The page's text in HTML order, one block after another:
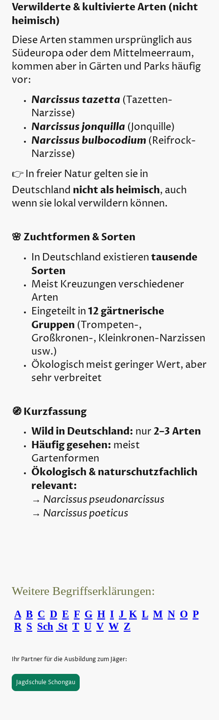
Verwilderte & kultivierte Arten (nicht
heimisch)
Diese Arten stammen ursprünglich aus
Südeuropa oder dem Mittelmeerraum,
kommen aber in Gärten und Parks häufig
vor:
Narcissus tazetta (Tazetten-
Narzisse)
Narcissus jonquilla (Jonquille)
Narcissus bulbocodium (Reifrock-
Narzisse)
👉 In freier Natur gelten sie in
Deutschland nicht als heimisch, auch
wenn sie lokal verwildern können.
🌸 Zuchtformen & Sorten
In Deutschland existierentausende
Sorten
Meist Kreuzungen verschiedener
Arten
Eingeteilt in12 gärtnerische
Gruppen (Trompeten-,
Großkronen-, Kleinkronen-Narzissen
usw.)
Ökologisch meist geringer Wert, aber
sehr verbreitet
🧭 Kurzfassung
Wild in Deutschland: nur2–3 Arten
Häufig gesehen: meist
Gartenformen
Ökologisch & naturschutzfachlich
relevant:
→ Narcissus pseudonarcissus
→ Narcissus poeticus
Weitere Begriffserklärungen:
A B C D E F G H I J K L M N O P
R S Sch St T U V W Z
Ihr Partner für die Ausbildung zum Jäger:
Jagdschule Schongau